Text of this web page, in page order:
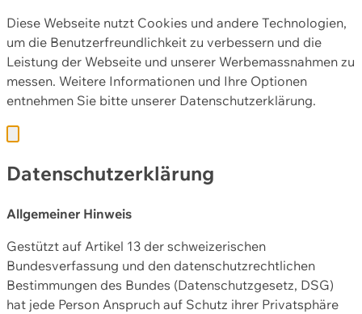
Diese Webseite nutzt Cookies und andere Technologien,
um die Benutzerfreundlichkeit zu verbessern und die
Leistung der Webseite und unserer Werbemassnahmen zu
messen. Weitere Informationen und Ihre Optionen
entnehmen Sie bitte unserer Datenschutzerklärung.
Datenschutzerklärung
Allgemeiner Hinweis
Gestützt auf Artikel 13 der schweizerischen
Bundesverfassung und den datenschutzrechtlichen
Bestimmungen des Bundes (Datenschutzgesetz, DSG)
hat jede Person Anspruch auf Schutz ihrer Privatsphäre